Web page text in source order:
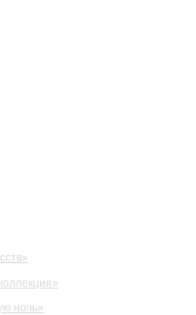
ночь»